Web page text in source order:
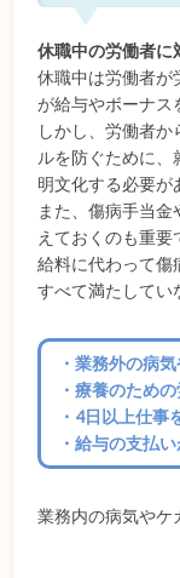
休職中の労働者に
休職中は労働者が
が給与やボーナス
しかし、労働者
ルを防ぐために、
明文化する必要が
また、傷病手当
えておくのも重要
給料に代わって傷
すべて満たしてい
・業務外の病
・療養のため
・4日以上仕事
・給与の支払い
業務内の病気やケ